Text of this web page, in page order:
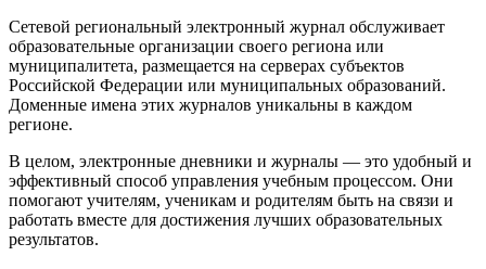
Сетевой региональный электронный журнал обслуживает
образовательные организации своего региона или
муниципалитета, размещается на серверах субъектов
Российской Федерации или муниципальных образований.
Доменные имена этих журналов уникальны в каждом
регионе.
В целом, электронные дневники и журналы — это удобный и
эффективный способ управления учебным процессом. Они
помогают учителям, ученикам и родителям быть на связи и
работать вместе для достижения лучших образовательных
результатов.